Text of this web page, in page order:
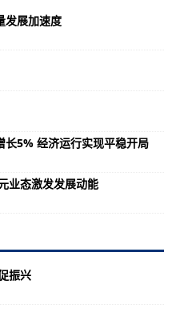
发展加速度
长5% 经济运行实现平稳开局
业态激发发展动能
振兴